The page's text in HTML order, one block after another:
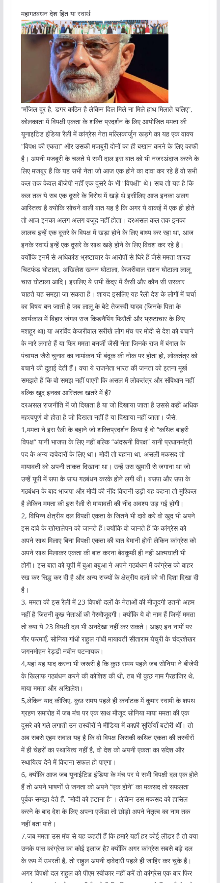
महागठबंधन देश हित या स्वार्थ
‘’मंजिल दूर है, डगर कठिन है लेकिन दिल मिले ना मिले हाथ मिलाते चलिए”,
कोलकाता में विपक्षी एकता के शक्ति प्रदर्शन के लिए आयोजित ममता की
यूनाइटिड इंडिया रैली में कांग्रेस नेता मल्लिकार्जुन खड़गे का यह एक वाक्य
“विपक्ष की एकता” और उसकी मजबूरी दोनों का ही बखान करने के लिए काफी
है। अपनी मजबूरी के चलते ये सभी दाल इस बात को भी नजरअंदाज करने के
लिए मजबूर हैं कि यह सभी नेता जो आज एक होने का दावा कर रहे हैं वो सभी
कल तक केवल बीजेपी नहीं एक दूसरे के भी “विपक्षी” थे। सच तो यह है कि
कल तक ये सब एक दूसरे के विरोध में खड़े थे इसीलिए आज इनका अलग
आस्तित्व है क्योकि सोचने वाली बात यह है कि अगर ये वाकई में एक ही होते
तो आज इनका अलग अलग वजूद नहीं होता। दरअसल कल तक इनका
लालच इन्हें एक दूसरे के विपक्ष में खड़ा होने के लिए बाध्य कर रहा था, आज
इनके स्वार्थ इन्हें एक दूसरे के साथ खड़े होने के लिए विवश कर रहे हैं।
क्योंकि इनमें से अधिकांश भ्रष्टाचार के आरोपों से घिरे हैं जैसे ममता शारदा
चिटफंड घोटाला, अखिलेश खनन घोटाला, केजरीवाल राशन घोटाला लालू
चारा घोटाला आदि। इसलिए ये सभी केंद्र में कैसी और कौन सी सरकार
चाहते यह समझा जा सकता है। शायद इसलिए यह रैली देश के लोगों में चर्चा
का विषय बन जाती है जब लालू के बेटे तेजस्वी यादव (जिनके पिता के
कार्यकाल में बिहार जंगल राज किडनैपिंग फिरौती और भ्रष्टाचार के लिए
मशहूर था) या अरविंद केजरीवाल सरीखे लोग मंच पर मोदी से देश को बचाने
के नारे लगाते हैं या फिर ममता बनर्जी जैसी नेता जिनके राज में बंगाल के
पंचायत जैसे चुनाव का नामांकन भी बंदूक की नोक पर होता हो, लोकतंत्र को
बचाने की दुहाई देती हैं। क्या ये राजनेता भारत की जनता को इतना मूर्ख
समझते हैं कि वो समझ नहीं पाएगी कि असल में लोकतंत्र और संविधान नहीं
बल्कि खुद इनका आस्तित्व खतरे में हैं?
दरअसल राजनीति में जो दिखता है या जो दिखाया जाता है उससे कहीं अधिक
महत्वपूर्ण वो होता है जो दिखता नहीं है या दिखाया नहीं जाता। जैसे,
1,ममता ने इस रैली के बहाने जो शक्तिप्रदर्शन किया है वो “कथित बाहरी
विपक्ष” यानी भाजपा के लिए नहीं बल्कि “अंदरूनी विपक्ष” यानी प्रधानमंत्री
पद के अन्य दावेदारों के लिए था। मोदी तो बहाना था, असली मकसद तो
मायावती को अपनी ताकत दिखाना था। उन्हें उस खुमारी से जगाना था जो
उन्हें यूपी में सपा के साथ गठबंधन करके होने लगी थी। बसपा और सपा के
गठबंधन के बाद भाजपा और मोदी की नींद कितनी उड़ी यह कहना तो मुश्किल
है लेकिन ममता की इस रैली से मायावती की नींद अवश्य उड़ गई होगी।
2, विभिन्न क्षेत्रीय दल विपक्षी एकता के जितने भी दावे करे वो खुद भी अपने
इस दावे के खोखलेपन को जानते हैं।क्योंकि वो जानते हैं कि कांग्रेस को
अपने साथ मिलाए बिना विपक्षी एकता की बात बेमानी होगी लेकिन कांग्रेस को
अपने साथ मिलाकर एकता की बात करना बेवकूफी ही नहीं आत्मघाती भी
होगी। इस बात को यूपी में बुआ बबुआ ने अपने गठबंधन में कांग्रेस को बाहर
रख कर सिद्ध कर दी है और अन्य राज्यों के क्षेत्रीय दलों को भी दिशा दिखा दी
है।
3, ममता की इस रैली में 23 विपक्षी दलों के नेताओं की मौजूदगी उतनी अहम
नहीं है जितनी कुछ नेताओं की गैरमौजूदगी। क्योंकि ये वो नाम हैं जिन्हें ममता
तो क्या ये 23 विपक्षी दल भी अनदेखा नहीं कर सकते। आइए इन नामों पर
गौर फरमाएँ, सोनिया गांधी राहुल गांधी मायावती सीताराम येचुरी के चंद्रशेखर
जगनमोहन रेड्डी नवीन पटनायक।
4,यहां यह याद करना भी जरूरी है कि कुछ समय पहले जब सोनिया ने बीजेपी
के खिलाफ गठबंधन करने की कोशिश की थी, तब भी कुछ नाम गैरहाजिर थे,
माया ममता और अखिलेश।
5,लेकिन याद कीजिए, कुछ समय पहले ही कर्नाटक में कुमार स्वामी के शपथ
ग्रहण समारोह में जब मंच पर एक साथ मौजूद सोनिया माया ममता की एक
दूसरे को गले लगाती उन तस्वीरों ने मीडिया में काफ़ी सुर्खियाँ बटोरी थीं। तो
अब सबसे एहम सवाल यह है कि वो विपक्ष जिसकी कथित एकता की तस्वीरों
में ही चेहरों का स्थायित्व नहीं है, वो देश को अपनी एकता का संदेश और
स्थायित्व देने में कितना सफल हो पाएगा।
6, क्योंकि आज जब यूनाईटिड इंडिया के मंच पर ये सभी विपक्षी दल एक होते
हैं तो अपने भाषणों से जनता को अपने “एक होने” का मकसद तो सफलता
पूर्वक समझा देते हैं, “मोदी को हटाना है”। लेकिन उस मकसद को हासिल
करने के बाद देश के लिए अपना एजेंडा तो छोड़ो अपने नेतृत्व का नाम तक
नहीं बता पाते।
7,जब ममता उस मंच से यह कहती हैं कि हमारे यहाँ हर कोई लीडर है तो क्या
उनके पास कांग्रेस का कोई इलाज है? क्योंकि अगर कांग्रेस सबसे बड़े दल
के रूप में उभरती है, तो राहुल अपनी दावेदारी पहले ही जाहिर कर चुके हैं।
अगर विपक्षी दल राहुल को पीएम स्वीकार नहीं करें तो कांग्रेस एक बार फिर